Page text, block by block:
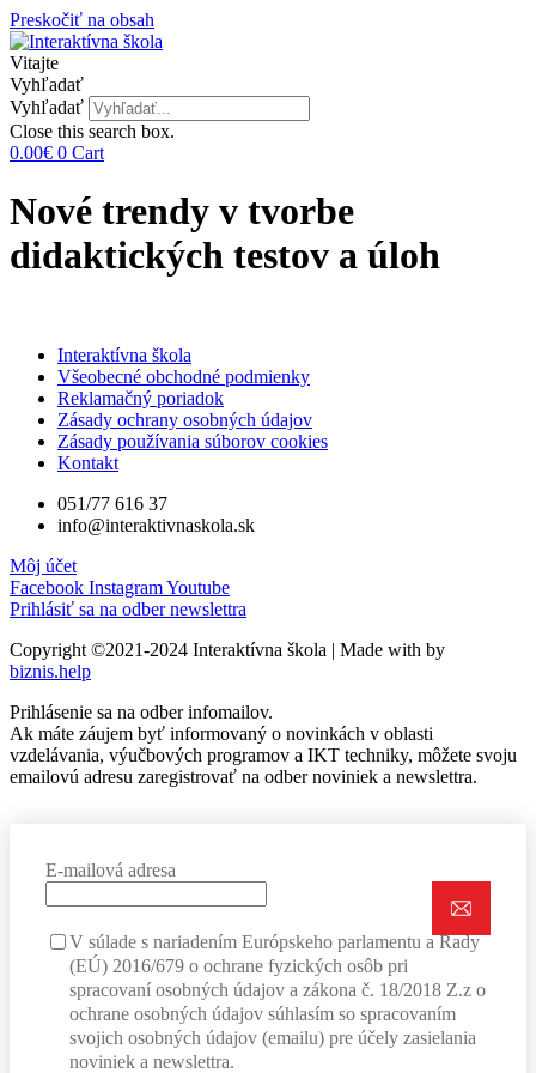
Preskočiť na obsah
Vitajte
Vyhľadať
Vyhľadať
Close this search box.
0.00€ 0 Cart
Nové trendy v tvorbe
didaktických testov a úloh
Interaktívna škola
Všeobecné obchodné podmienky
Reklamačný poriadok
Zásady ochrany osobných údajov
Zásady používania súborov cookies
Kontakt
051/77 616 37
info@interaktivnaskola.sk
Môj účet
Facebook InstagramYoutube
Prihlásiť sa na odber newslettra
Copyright ©2021-2024 Interaktívna škola | Made with by
biznis.help
Prihlásenie sa na odber infomailov.
Ak máte záujem byť informovaný o novinkách v oblasti
vzdelávania, výučbových programov a IKT techniky, môžete svoju
emailovú adresu zaregistrovať na odber noviniek a newslettra.
E-mailová adresa
V súlade s nariadením Európskeho parlamentu a Rady
(EÚ) 2016/679 o ochrane fyzických osôb pri
spracovaní osobných údajov a zákona č. 18/2018 Z.z o
ochrane osobných údajov súhlasím so spracovaním
svojich osobných údajov (emailu) pre účely zasielania
noviniek a newslettra.